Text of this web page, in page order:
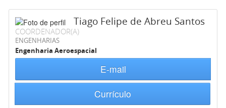
Tiago Felipe de Abreu Santos
COORDENADOR(A)
ENGENHARIAS
Engenharia Aeroespacial
E-mail
Currículo